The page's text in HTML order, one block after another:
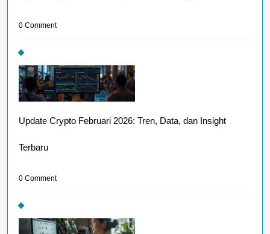
0 Comment
Update Crypto Februari 2026: Tren, Data, dan Insight
Terbaru
0 Comment